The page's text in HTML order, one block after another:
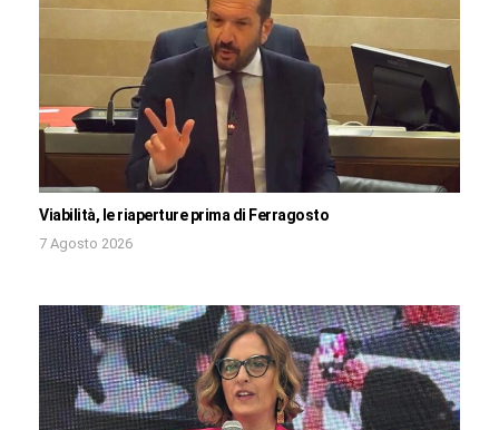
Viabilità, le riaperture prima di Ferragosto
7 Agosto 2026